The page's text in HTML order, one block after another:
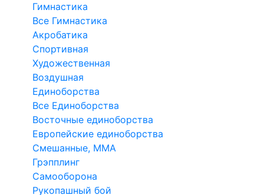
Гимнастика
Все Гимнастика
Акробатика
Спортивная
Художественная
Воздушная
Единоборства
Все Единоборства
Восточные единоборства
Европейские единоборства
Смешанные, ММА
Грэпплинг
Самооборона
Рукопашный бой